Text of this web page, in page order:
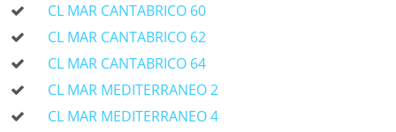
CL MAR CANTABRICO 60
CL MAR CANTABRICO 62
CL MAR CANTABRICO 64
CL MAR MEDITERRANEO 2
CL MAR MEDITERRANEO 4